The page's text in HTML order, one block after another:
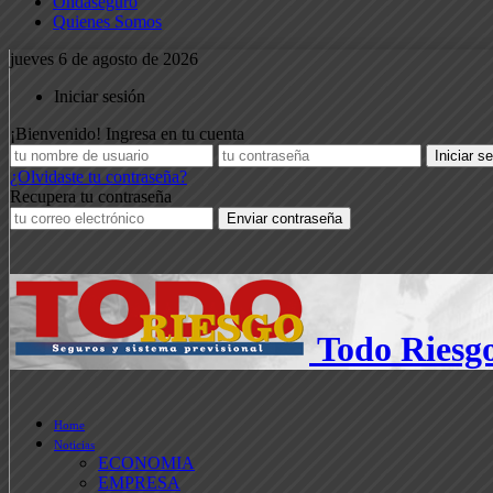
Quienes Somos
jueves 6 de agosto de 2026
Iniciar sesión
¡Bienvenido! Ingresa en tu cuenta
¿Olvidaste tu contraseña?
Recupera tu contraseña
Todo
Home
Noticias
ECONOMIA
EMPRESA